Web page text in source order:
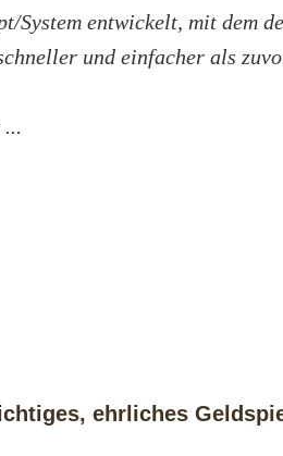
System entwickelt, mit dem
und einfacher als
ehrliches